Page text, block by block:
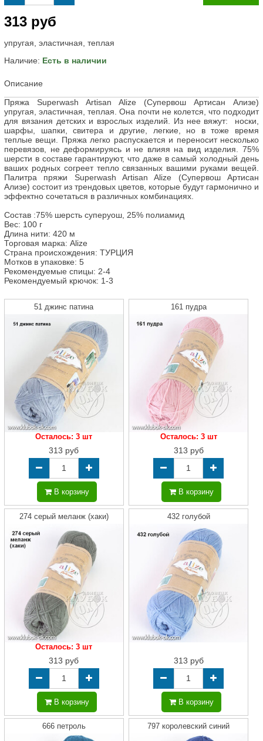
313 руб
упругая, эластичная, теплая
Наличие: Есть в наличии
Описание
Пряжа Superwash Artisan Alize (Супервош Артисан Ализе)
упругая, эластичная, теплая. Она почти не колется, что подходит
для вязания детских и взрослых изделий. Из нее вяжут: носки,
шарфы, шапки, свитера и другие, легкие, но в тоже время
теплые вещи. Пряжа легко распускается и переносит несколько
перевязов, не деформируясь и не влияя на вид изделия. 75%
шерсти в составе гарантируют, что даже в самый холодный день
ваших родных согреет тепло связанных вашими руками вещей.
Палитра пряжи Superwash Artisan Alize (Супервош Артисан
Ализе) состоит из трендовых цветов, которые будут гармонично и
эффектно сочетаться в различных комбинациях.
Состав :75% шерсть суперуош, 25% полиамид
Вес: 100 г
Длина нити: 420 м
Торговая марка: Alize
Страна происхождения: ТУРЦИЯ
Мотков в упаковке: 5
Рекомендуемые спицы: 2-4
Рекомендуемый крючок: 1-3
51 джинс патина
Осталось: 3 шт
313 руб
В корзину
161 пудра
Осталось: 3 шт
313 руб
В корзину
274 серый меланж (хаки)
Осталось: 3 шт
313 руб
В корзину
432 голубой
313 руб
В корзину
666 петроль 797 королевский синий